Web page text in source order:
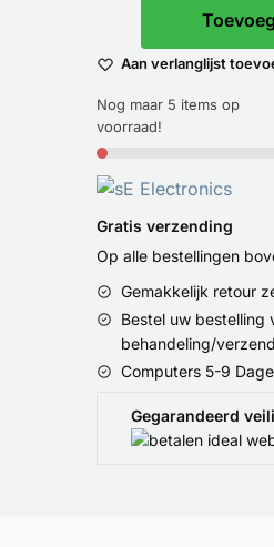
Aan verlanglijst
Nog maar 5 items op
voorraad!
Gratis verzending
Op alle bestellingen
Gemakkelijk retour
Bestel uw bestelling
behandeling/
Computers 5-9
Gegarandeerd